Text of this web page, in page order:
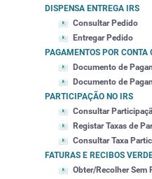
DISPENSA ENTREGA IRS
Consultar Pedido
Entregar Pedido
PAGAMENTOS POR CONTA
Documento de
Documento de
PARTICIPAÇÃO NO IRS
Consultar
Registar Taxas de
Consultar Taxa
FATURAS E RECIBOS
Obter/Recolher Sem